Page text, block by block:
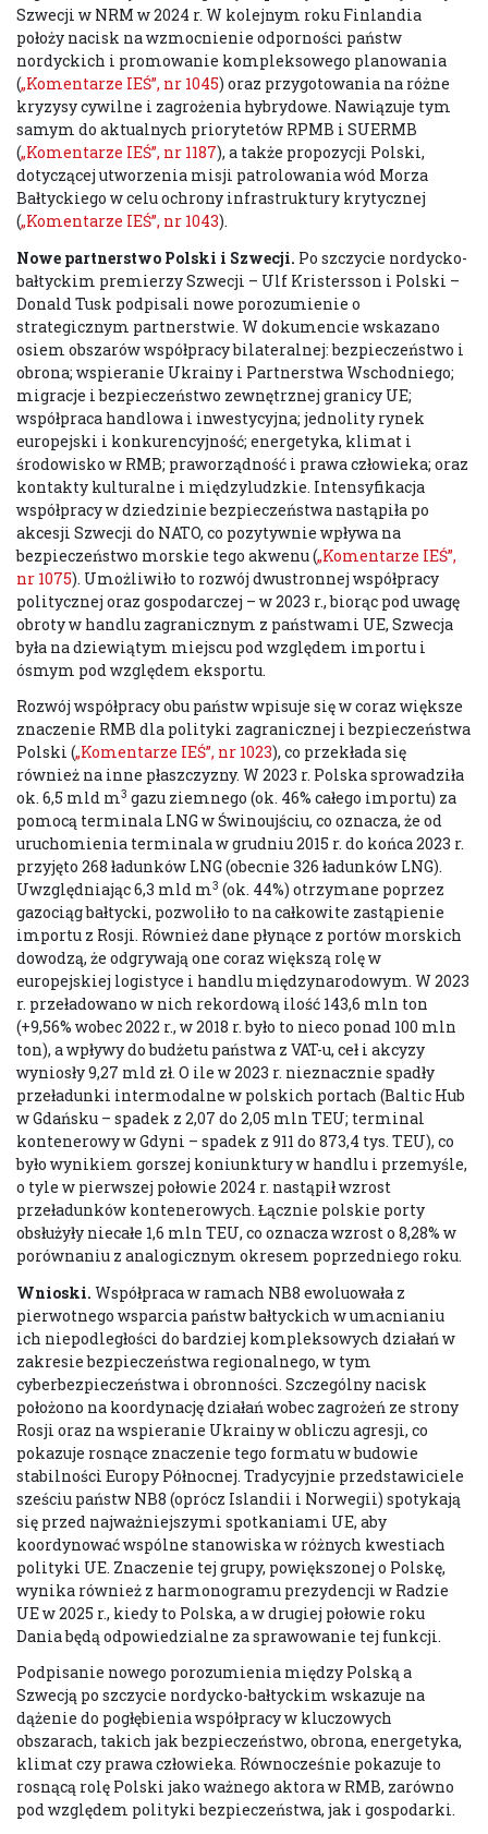
Szwecji w NRM w 2024 r. W kolejnym roku Finlandia
położy nacisk na wzmocnienie odporności państw
nordyckich i promowanie kompleksowego planowania
(„Komentarze IEŚ”, nr 1045) oraz przygotowania na różne
kryzysy cywilne i zagrożenia hybrydowe. Nawiązuje tym
samym do aktualnych priorytetów RPMB i SUERMB
(„Komentarze IEŚ”, nr 1187), a także propozycji Polski,
dotyczącej utworzenia misji patrolowania wód Morza
Bałtyckiego w celu ochrony infrastruktury krytycznej
(„Komentarze IEŚ”, nr 1043).
Nowe partnerstwo Polski i Szwecji. Po szczycie nordycko-
bałtyckim premierzy Szwecji – Ulf Kristersson i Polski –
Donald Tusk podpisali nowe porozumienie o
strategicznym partnerstwie. W dokumencie wskazano
osiem obszarów współpracy bilateralnej: bezpieczeństwo i
obrona; wspieranie Ukrainy i Partnerstwa Wschodniego;
migracje i bezpieczeństwo zewnętrznej granicy UE;
współpraca handlowa i inwestycyjna; jednolity rynek
europejski i konkurencyjność; energetyka, klimat i
środowisko w RMB; praworządność i prawa człowieka; oraz
kontakty kulturalne i międzyludzkie. Intensyfikacja
współpracy w dziedzinie bezpieczeństwa nastąpiła po
akcesji Szwecji do NATO, co pozytywnie wpływa na
bezpieczeństwo morskie tego akwenu („Komentarze IEŚ”,
nr 1075). Umożliwiło to rozwój dwustronnej współpracy
politycznej oraz gospodarczej – w 2023 r., biorąc pod uwagę
obroty w handlu zagranicznym z państwami UE, Szwecja
była na dziewiątym miejscu pod względem importu i
ósmym pod względem eksportu.
Rozwój współpracy obu państw wpisuje się w coraz większe
znaczenie RMB dla polityki zagranicznej i bezpieczeństwa
Polski („Komentarze IEŚ”, nr 1023), co przekłada się
również na inne płaszczyzny. W 2023 r. Polska sprowadziła
ok. 6,5 mld m3 gazu ziemnego (ok. 46% całego importu) za
pomocą terminala LNG w Świnoujściu, co oznacza, że od
uruchomienia terminala w grudniu 2015 r. do końca 2023 r.
przyjęto 268 ładunków LNG (obecnie 326 ładunków LNG).
Uwzględniając 6,3 mld m3 (ok. 44%) otrzymane poprzez
gazociąg bałtycki, pozwoliło to na całkowite zastąpienie
importu z Rosji. Również dane płynące z portów morskich
dowodzą, że odgrywają one coraz większą rolę w
europejskiej logistyce i handlu międzynarodowym. W 2023
r. przeładowano w nich rekordową ilość 143,6 mln ton
(+9,56% wobec 2022 r., w 2018 r. było to nieco ponad 100 mln
ton), a wpływy do budżetu państwa z VAT-u, ceł i akcyzy
wyniosły 9,27 mld zł. O ile w 2023 r. nieznacznie spadły
przeładunki intermodalne w polskich portach (Baltic Hub
w Gdańsku – spadek z 2,07 do 2,05 mln TEU; terminal
kontenerowy w Gdyni – spadek z 911 do 873,4 tys. TEU), co
było wynikiem gorszej koniunktury w handlu i przemyśle,
o tyle w pierwszej połowie 2024 r. nastąpił wzrost
przeładunków kontenerowych. Łącznie polskie porty
obsłużyły niecałe 1,6 mln TEU, co oznacza wzrost o 8,28% w
porównaniu z analogicznym okresem poprzedniego roku.
Wnioski. Współpraca w ramach NB8 ewoluowała z
pierwotnego wsparcia państw bałtyckich w umacnianiu
ich niepodległości do bardziej kompleksowych działań w
zakresie bezpieczeństwa regionalnego, w tym
cyberbezpieczeństwa i obronności. Szczególny nacisk
położono na koordynację działań wobec zagrożeń ze strony
Rosji oraz na wspieranie Ukrainy w obliczu agresji, co
pokazuje rosnące znaczenie tego formatu w budowie
stabilności Europy Północnej. Tradycyjnie przedstawiciele
sześciu państw NB8 (oprócz Islandii i Norwegii) spotykają
się przed najważniejszymi spotkaniami UE, aby
koordynować wspólne stanowiska w różnych kwestiach
polityki UE. Znaczenie tej grupy, powiększonej o Polskę,
wynika również z harmonogramu prezydencji w Radzie
UE w 2025 r., kiedy to Polska, a w drugiej połowie roku
Dania będą odpowiedzialne za sprawowanie tej funkcji.
Podpisanie nowego porozumienia między Polską a
Szwecją po szczycie nordycko-bałtyckim wskazuje na
dążenie do pogłębienia współpracy w kluczowych
obszarach, takich jak bezpieczeństwo, obrona, energetyka,
klimat czy prawa człowieka. Równocześnie pokazuje to
rosnącą rolę Polski jako ważnego aktora w RMB, zarówno
pod względem polityki bezpieczeństwa, jak i gospodarki.